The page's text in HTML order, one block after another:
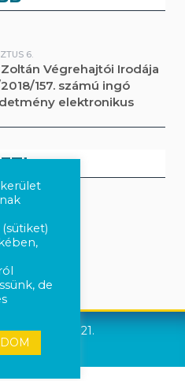
6.
Végrehajtói Irodája
157. számú ingó
elektronikus
on
© 2021.
de